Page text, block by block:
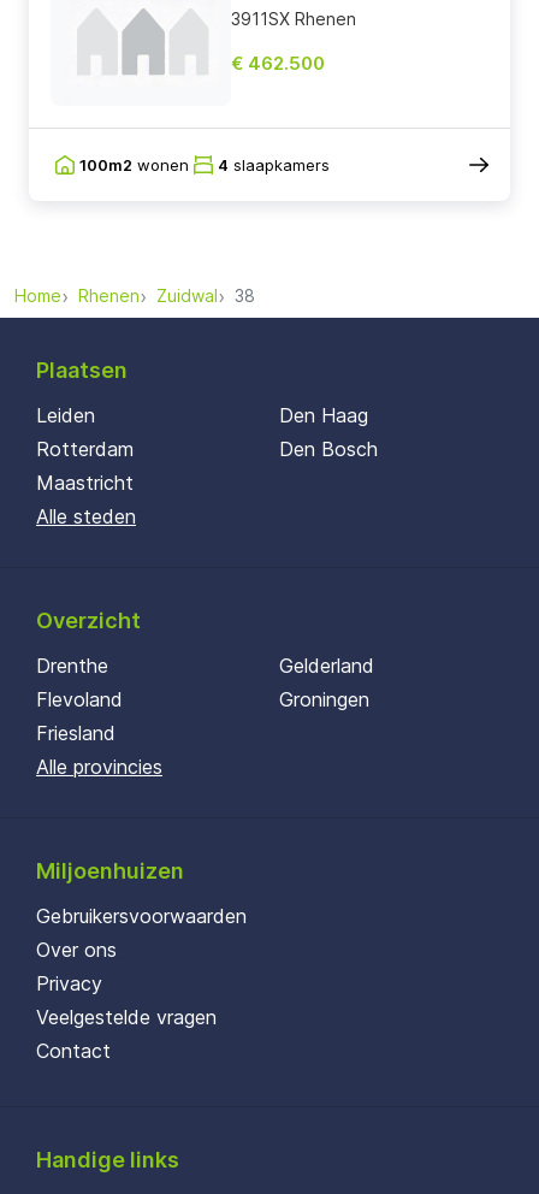
3911SX Rhenen
€ 462.500
100m2 wonen 4 slaapkamers
Home Rhenen Zuidwal 38
Plaatsen
Leiden
Rotterdam
Maastricht
Den Haag
Den Bosch
Alle steden
Overzicht
Drenthe
Flevoland
Friesland
Gelderland
Groningen
Alle provincies
Miljoenhuizen
Gebruikersvoorwaarden
Over ons
Privacy
Veelgestelde vragen
Contact
Handige links